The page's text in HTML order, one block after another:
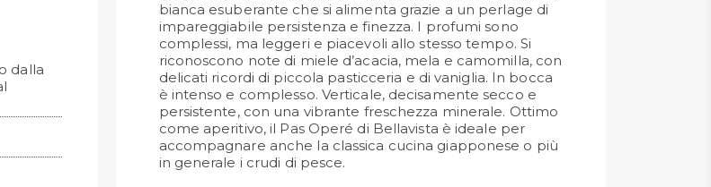
dalla
bianca esuberante che si alimenta grazie a un perlage di
impareggiabile persistenza e finezza. I profumi sono
complessi, ma leggeri e piacevoli allo stesso tempo. Si
riconoscono note di miele d’acacia, mela e camomilla, con
delicati ricordi di piccola pasticceria e di vaniglia. In bocca
è intenso e complesso. Verticale, decisamente secco e
persistente, con una vibrante freschezza minerale. Ottimo
come aperitivo, il Pas Operé di Bellavista è ideale per
accompagnare anche la classica cucina giapponese o più
in generale i crudi di pesce.